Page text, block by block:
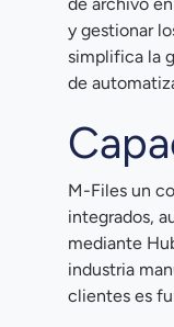
y gestionar
simplifica la
de
M-Files un
integrados,
mediante
industria
clientes es